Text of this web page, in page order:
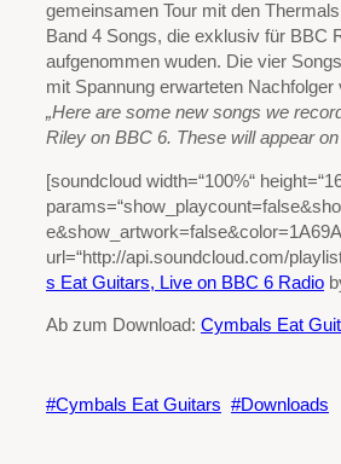
gemeinsamen Tour mit den
Band 4 Songs, die exklusiv für BBC
aufgenommen wuden. Die vier
mit Spannung erwarteten Nachfolger
„Here are some new songs we
Riley on BBC 6. These will appear
[soundcloud width=“100%“
url=“http://api.soundcloud.com/
s Eat Guitars, Live on BBC 6 Radio
Ab zum Download: Cymbals Eat
Cymbals Eat Guitars Downloads